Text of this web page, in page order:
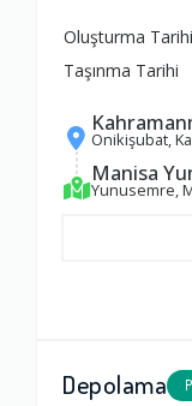
Oluşturma Tarihi
Taşınma Tarihi
Onikişubat,
Manisa
Yunusemre,
Depolama